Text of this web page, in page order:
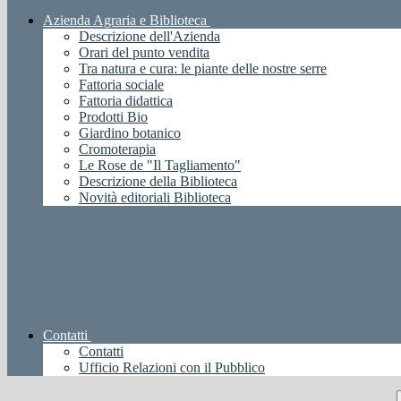
Azienda Agraria e Biblioteca
Descrizione dell'Azienda
Orari del punto vendita
Tra natura e cura: le piante delle nostre serre
Fattoria sociale
Fattoria didattica
Prodotti Bio
Giardino botanico
Cromoterapia
Le Rose de "Il Tagliamento"
Descrizione della Biblioteca
Novità editoriali Biblioteca
Contatti
Contatti
Ufficio Relazioni con il Pubblico